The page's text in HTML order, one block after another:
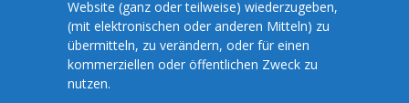
Website (ganz oder teilweise) wiederzugeben,
(mit elektronischen oder anderen Mitteln) zu
übermitteln, zu verändern, oder für einen
kommerziellen oder öffentlichen Zweck zu
nutzen.